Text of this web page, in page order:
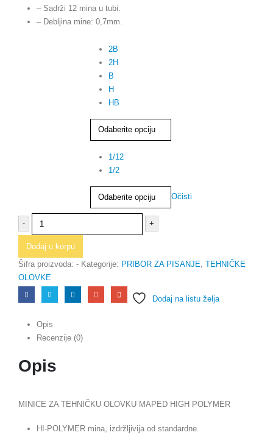
– Sadrži 12 mina u tubi.
– Debljina mine: 0,7mm.
2B
2H
B
H
HB
1/12
1/2
Očisti
- +
Dodaj u korpu
Šifra proizvoda: - Kategorije: PRIBOR ZA PISANJE TEHNIČKE
OLOVKE
Dodaj na listu želja
Opis
Recenzije (0)
Opis
MINICE ZA TEHNIČKU OLOVKU MAPED HIGH POLYMER
HI-POLYMER mina, izdržljivija od standardne.